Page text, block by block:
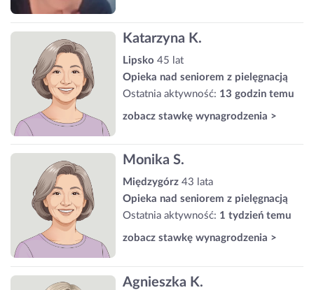
Katarzyna K.
Lipsko 45 lat
Opieka nad seniorem z pielęgnacją
Ostatnia aktywność: 13 godzin temu
zobacz stawkę wynagrodzenia >
Monika S.
Międzygórz 43 lata
Opieka nad seniorem z pielęgnacją
Ostatnia aktywność: 1 tydzień temu
zobacz stawkę wynagrodzenia >
Agnieszka K.